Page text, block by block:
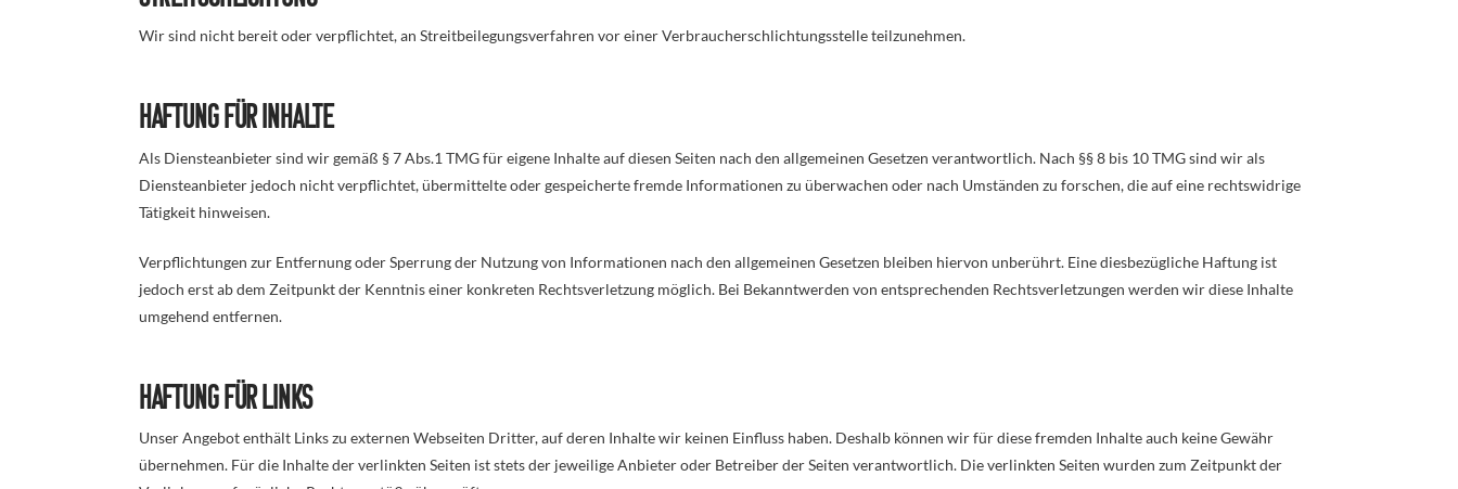
Wir sind nicht bereit oder verpflichtet, an Streitbeilegungsverfahren vor einer Verbraucherschlichtungsstelle teilzunehmen.
Haftung für Inhalte
Als Diensteanbieter sind wir gemäß § 7 Abs.1 TMG für eigene Inhalte auf diesen Seiten nach den allgemeinen Gesetzen verantwortlich. Nach §§ 8 bis 10 TMG sind wir als
Diensteanbieter jedoch nicht verpflichtet, übermittelte oder gespeicherte fremde Informationen zu überwachen oder nach Umständen zu forschen, die auf eine rechtswidrige
Tätigkeit hinweisen.
Verpflichtungen zur Entfernung oder Sperrung der Nutzung von Informationen nach den allgemeinen Gesetzen bleiben hiervon unberührt. Eine diesbezügliche Haftung ist
jedoch erst ab dem Zeitpunkt der Kenntnis einer konkreten Rechtsverletzung möglich. Bei Bekanntwerden von entsprechenden Rechtsverletzungen werden wir diese Inhalte
umgehend entfernen.
Haftung für Links
Unser Angebot enthält Links zu externen Webseiten Dritter, auf deren Inhalte wir keinen Einfluss haben. Deshalb können wir für diese fremden Inhalte auch keine Gewähr
übernehmen. Für die Inhalte der verlinkten Seiten ist stets der jeweilige Anbieter oder Betreiber der Seiten verantwortlich. Die verlinkten Seiten wurden zum Zeitpunkt der